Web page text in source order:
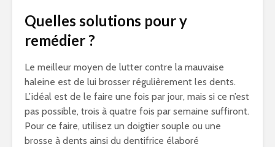
Quelles solutions pour y
remédier ?
Le meilleur moyen de lutter contre la mauvaise
haleine est de lui brosser régulièrement les dents.
L’idéal est de le faire une fois par jour, mais si ce n’est
pas possible, trois à quatre fois par semaine suffiront.
Pour ce faire, utilisez un doigtier souple ou une
brosse à dents ainsi du dentifrice élaboré